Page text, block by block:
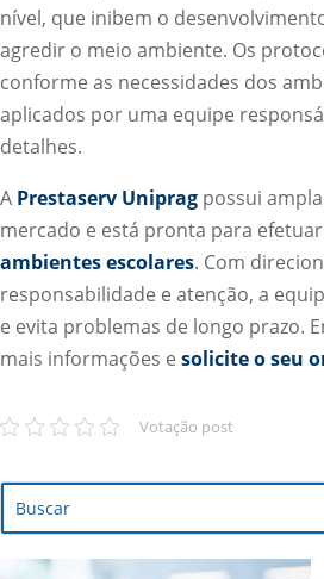
nível, que inibem o
agredir o meio ambiente. Os
conforme as necessidades dos
aplicados por uma equipe
detalhes.
A Prestaserv Uniprag possui
mercado e está pronta para
ambientes escolares. Com
responsabilidade e atenção, a
e evita problemas de longo prazo.
mais informações e solicite o seu
Votação post